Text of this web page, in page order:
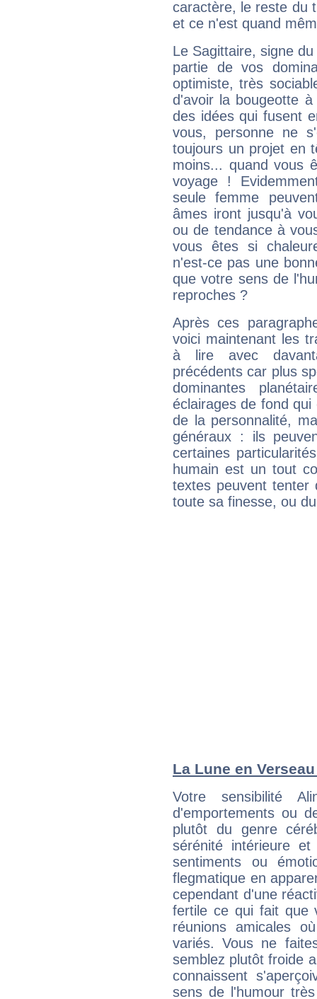
caractère, le reste du
et ce n'est quand
Le Sagittaire, signe
partie de vos
optimiste, très
d'avoir la bougeotte
des idées qui fusent
vous, personne ne
toujours un projet en
moins... quand vous
voyage !
seule femme
âmes iront jusqu'à
ou de tendance à
vous êtes si
n'est-ce pas une
que votre sens de
reproches ?
Après ces
voici maintenant les
à lire avec
précédents car plus
dominantes
éclairages de fond
de la personnalité,
généraux : ils
certaines
humain est un tout
textes peuvent tenter
toute sa finesse, ou
La Lune en
Votre sensibilité
d'emportements ou
plutôt du genre
sérénité intérieure
sentiments ou
flegmatique en
cependant d'une
fertile ce qui fait que
réunions amicales
variés. Vous ne
semblez plutôt froide
connaissent
sens de l'humour